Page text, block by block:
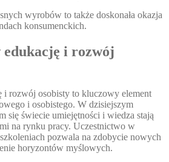
wyrobów to także doskonała okazja
konsumenckich.
edukację i rozwój
i rozwój osobisty to kluczowy element
i osobistego. W dzisiejszym
się świecie umiejętności i wiedza stają
na rynku pracy. Uczestnictwo w
pozwala na zdobycie nowych
horyzontów myślowych.